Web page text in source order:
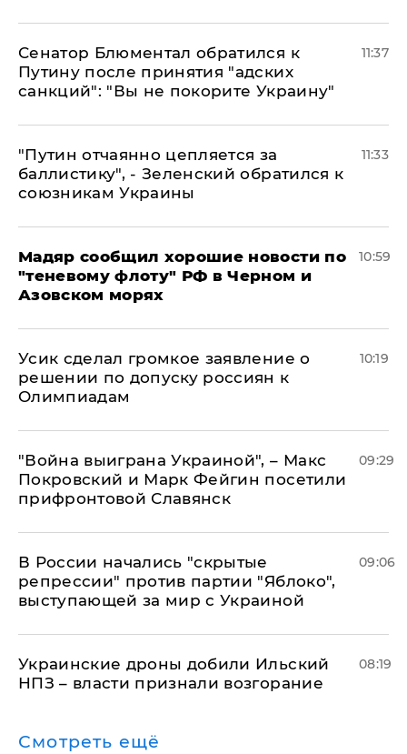
Сенатор Блюментал обратился к
Путину после принятия "адских
санкций": "Вы не покорите Украину"
11:37
"Путин отчаянно цепляется за
баллистику", - Зеленский обратился к
союзникам Украины
11:33
Мадяр сообщил хорошие новости по
"теневому флоту" РФ в Черном и
Азовском морях
10:59
Усик сделал громкое заявление о
решении по допуску россиян к
Олимпиадам
10:19
"Война выиграна Украиной", – Макс
Покровский и Марк Фейгин посетили
прифронтовой Славянск
09:29
В России начались "скрытые
репрессии" против партии "Яблоко",
выступающей за мир с Украиной
09:06
Украинские дроны добили Ильский
НПЗ – власти признали возгорание
08:19
Смотреть ещё